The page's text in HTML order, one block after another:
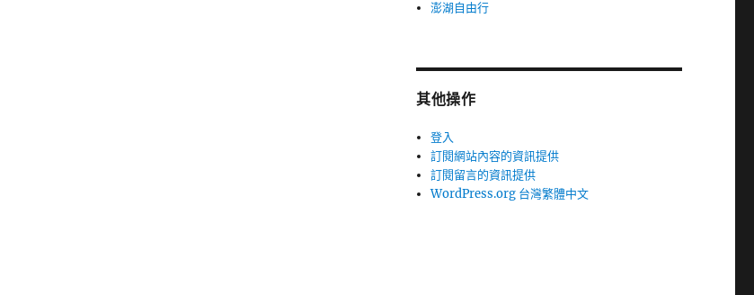
澎湖自由行
其他操作
登入
訂閱網站內容的資訊提供
訂閱留言的資訊提供
WordPress.org 台灣繁體中文